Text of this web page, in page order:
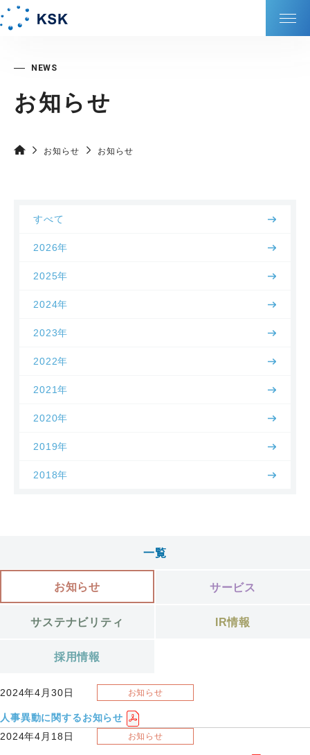
KSKの強み
会社情報
サービス
DXの取り組み
採⽤情報
お知らせ
お知らせ お知らせ
すべて
2026年
2025年
2024年
2023年
2022年
2021年
2020年
2019年
2018年
一覧
お知らせ サービス
サステナビリティ IR情報
採用情報
2024年4月30日 お知らせ
人事異動に関するお知らせ
2024年4月18日
お知らせ